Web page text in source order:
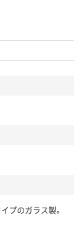
プのガラス製。